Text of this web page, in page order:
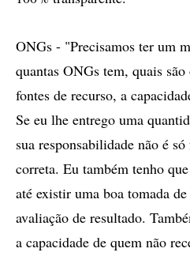
ONGs - "Precisamos ter um
quantas ONGs tem, quais
fontes de recurso, a
Se eu lhe entrego uma
sua responsabilidade não é
correta. Eu também tenho
até existir uma boa tomada
avaliação de resultado.
a capacidade de quem não